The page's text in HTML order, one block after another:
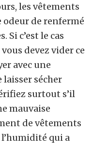
les vêtements
de renfermé
Si c’est le cas
devez vider ce
avec une
sécher
surtout s’il
mauvaise
de vêtements
qui a